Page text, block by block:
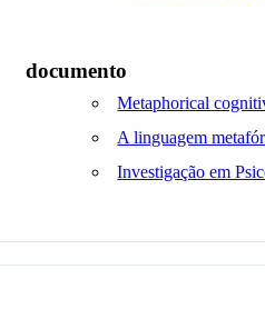
documento
Metaphorical
A linguagem
Investigação em